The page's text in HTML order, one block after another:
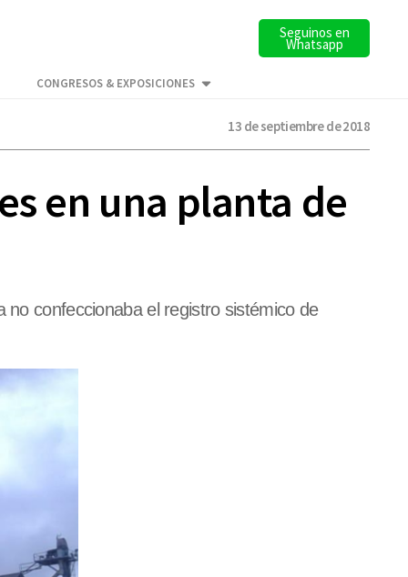
Seguinos en
Whatsapp
CONGRESOS & EXPOSICIONES
13 de septiembre de 2018
en una planta de
confeccionaba el registro sistémico de